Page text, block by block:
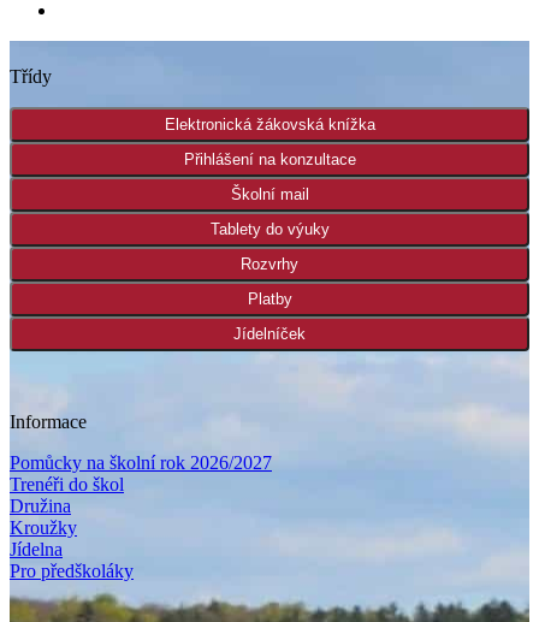
Třídy
Elektronická žákovská knížka
Přihlášení na konzultace
Školní mail
Tablety do výuky
Rozvrhy
Platby
Jídelníček
Informace
Pomůcky na školní rok 2026/2027
Trenéři do škol
Družina
Kroužky
Jídelna
Pro předškoláky